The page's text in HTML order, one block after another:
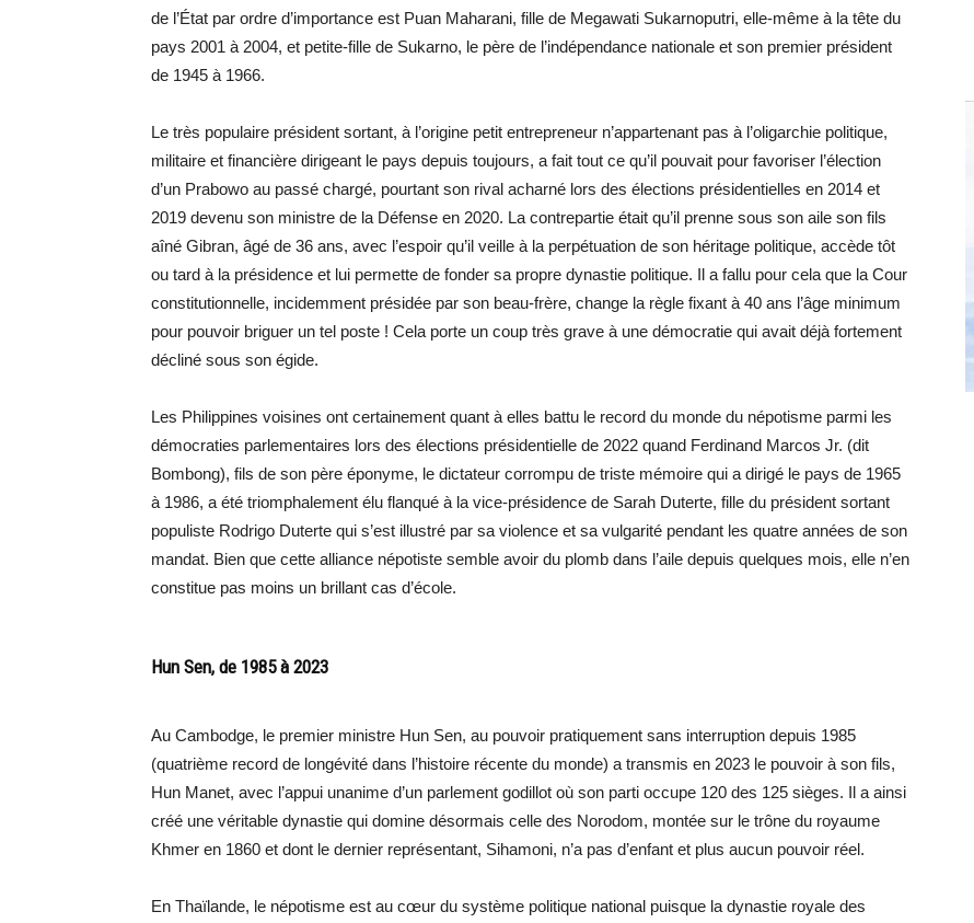
de l’État par ordre d’importance est Puan Maharani, fille de Megawati Sukarnoputri, elle-même à la tête du
pays 2001 à 2004, et petite-fille de Sukarno, le père de l’indépendance nationale et son premier président
de 1945 à 1966.
Le très populaire président sortant, à l’origine petit entrepreneur n’appartenant pas à l’oligarchie politique,
militaire et financière dirigeant le pays depuis toujours, a fait tout ce qu’il pouvait pour favoriser l’élection
d’un Prabowo au passé chargé, pourtant son rival acharné lors des élections présidentielles en 2014 et
2019 devenu son ministre de la Défense en 2020. La contrepartie était qu’il prenne sous son aile son fils
aîné Gibran, âgé de 36 ans, avec l’espoir qu’il veille à la perpétuation de son héritage politique, accède tôt
ou tard à la présidence et lui permette de fonder sa propre dynastie politique. Il a fallu pour cela que la Cour
constitutionnelle, incidemment présidée par son beau-frère, change la règle fixant à 40 ans l’âge minimum
pour pouvoir briguer un tel poste ! Cela porte un coup très grave à une démocratie qui avait déjà fortement
décliné sous son égide.
Les Philippines voisines ont certainement quant à elles battu le record du monde du népotisme parmi les
démocraties parlementaires lors des élections présidentielle de 2022 quand Ferdinand Marcos Jr. (dit
Bombong), fils de son père éponyme, le dictateur corrompu de triste mémoire qui a dirigé le pays de 1965
à 1986, a été triomphalement élu flanqué à la vice-présidence de Sarah Duterte, fille du président sortant
populiste Rodrigo Duterte qui s’est illustré par sa violence et sa vulgarité pendant les quatre années de son
mandat. Bien que cette alliance népotiste semble avoir du plomb dans l’aile depuis quelques mois, elle n’en
constitue pas moins un brillant cas d’école.
Hun Sen, de 1985 à 2023
Au Cambodge, le premier ministre Hun Sen, au pouvoir pratiquement sans interruption depuis 1985
(quatrième record de longévité dans l’histoire récente du monde) a transmis en 2023 le pouvoir à son fils,
Hun Manet, avec l’appui unanime d’un parlement godillot où son parti occupe 120 des 125 sièges. Il a ainsi
créé une véritable dynastie qui domine désormais celle des Norodom, montée sur le trône du royaume
Khmer en 1860 et dont le dernier représentant, Sihamoni, n’a pas d’enfant et plus aucun pouvoir réel.
En Thaïlande, le népotisme est au cœur du système politique national puisque la dynastie royale des